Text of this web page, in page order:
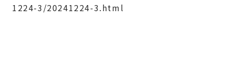
1224-3/20241224-3.html